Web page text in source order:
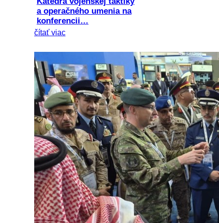
a operačného umenia na
konferencii…
čítať viac